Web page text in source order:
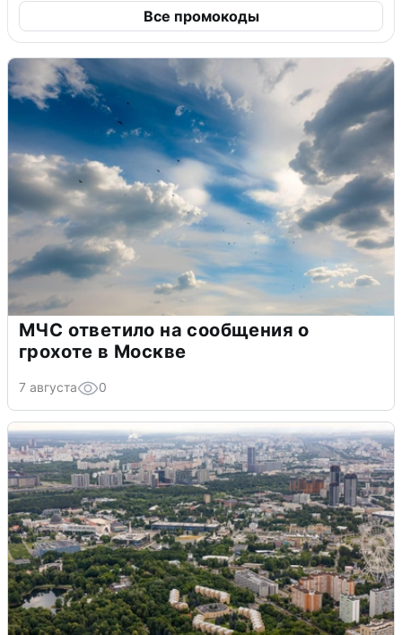
Все промокоды
МЧС ответило на сообщения о
грохоте в Москве
7 августа 0